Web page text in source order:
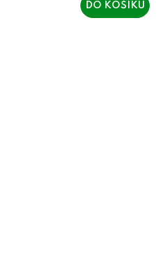
DO KOŠÍKU